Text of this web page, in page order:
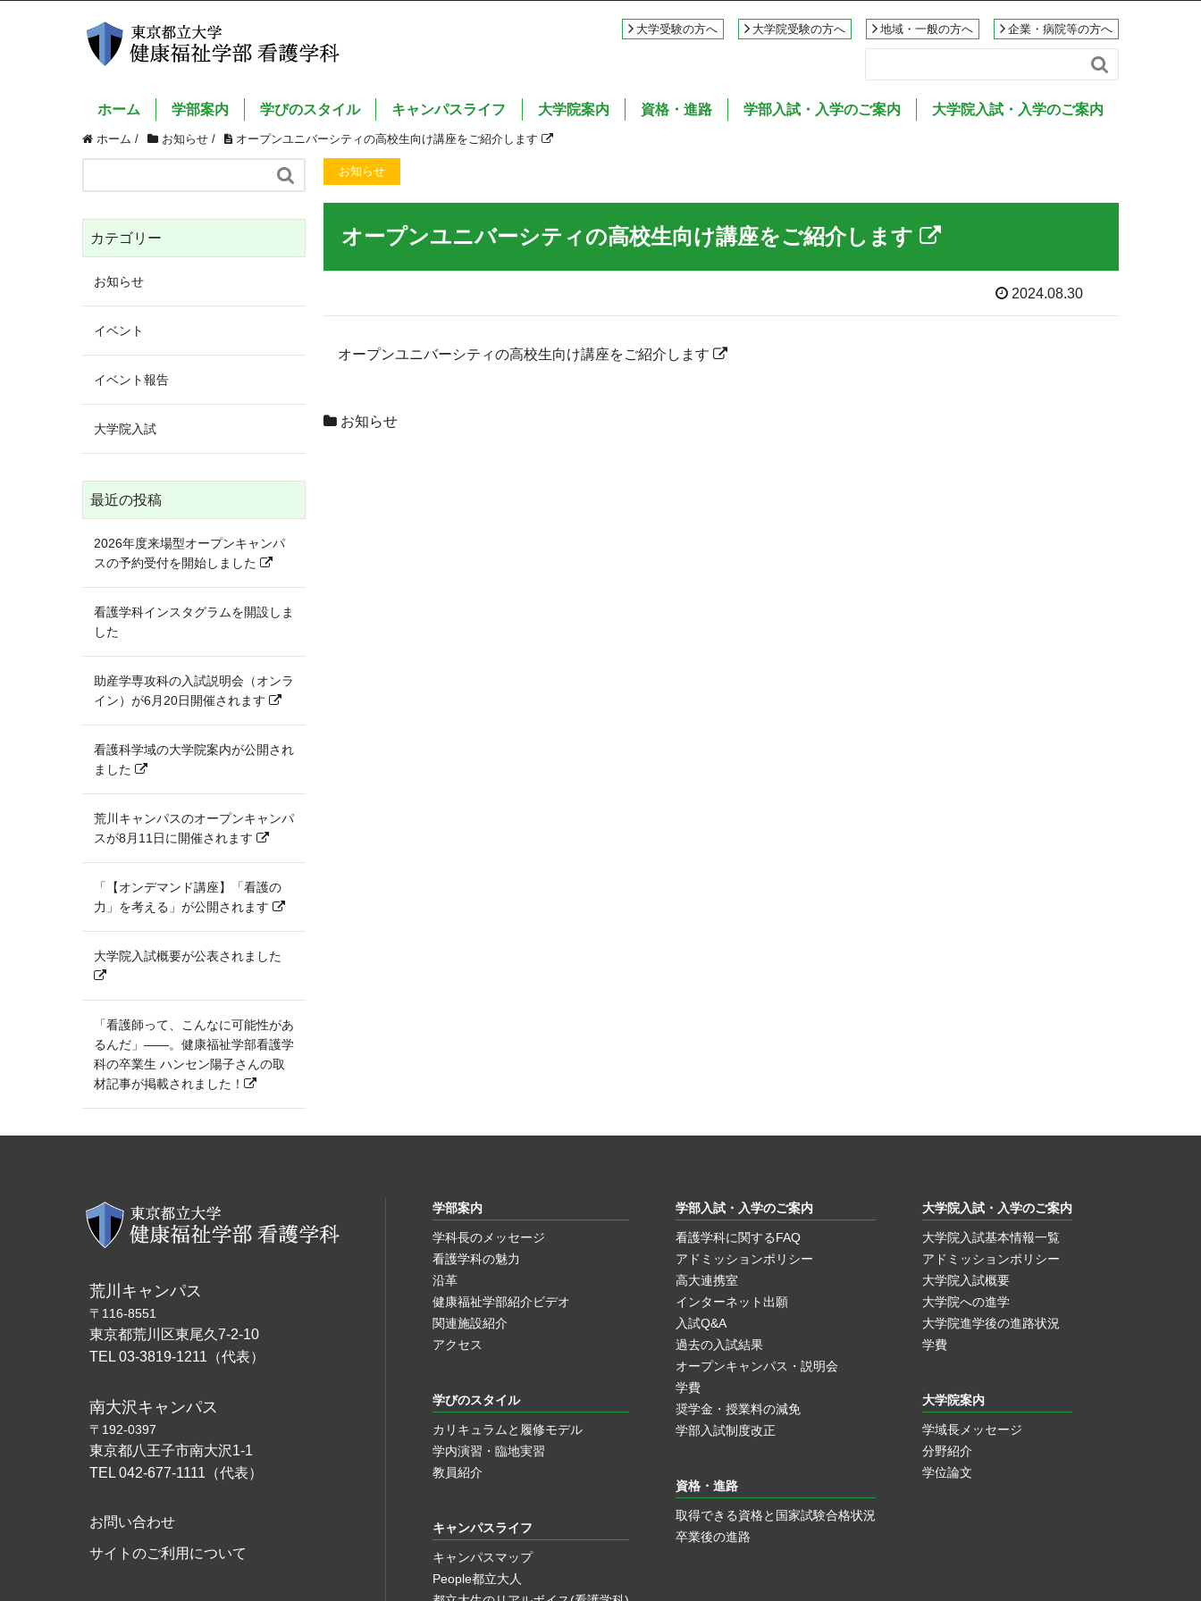
大学受験の方へ 大学院受験の方へ 地域・一般の方へ 企業・病院等の方へ

ホーム 学部案内 学びのスタイル キャンパスライフ 大学院案内 資格・進路 学部入試・入学のご案内 大学院入試・入学のご案内
ホーム / お知らせ / オープンユニバーシティの高校生向け講座をご紹介します
お知らせ
オープンユニバーシティの高校生向け講座をご紹介します
2024.08.30
オープンユニバーシティの高校生向け講座をご紹介します
お知らせ

カテゴリー
お知らせ
イベント
イベント報告
大学院入試
最近の投稿
2026年度来場型オープンキャンパ
スの予約受付を開始しました
看護学科インスタグラムを開設しま
した
助産学専攻科の入試説明会（オンラ
イン）が6月20日開催されます
看護科学域の大学院案内が公開され
ました
荒川キャンパスのオープンキャンパ
スが8月11日に開催されます
「【オンデマンド講座】「看護の
力」を考える」が公開されます
大学院入試概要が公表されました
「看護師って、こんなに可能性があ
るんだ」――。健康福祉学部看護学
科の卒業生 ハンセン陽子さんの取
材記事が掲載されました！
荒川キャンパス
〒116-8551
東京都荒川区東尾久7-2-10
TEL 03-3819-1211（代表）
南大沢キャンパス
〒192-0397
東京都八王子市南大沢1-1
TEL 042-677-1111（代表）
お問い合わせ
サイトのご利用について
学部案内
学科長のメッセージ
看護学科の魅力
沿革
健康福祉学部紹介ビデオ
関連施設紹介
アクセス
学びのスタイル
カリキュラムと履修モデル
学内演習・臨地実習
教員紹介
キャンパスライフ
キャンパスマップ
People都立大人
学部入試・入学のご案内
看護学科に関するFAQ
アドミッションポリシー
高大連携室
インターネット出願
入試Q&A
過去の入試結果
オープンキャンパス・説明会
学費
奨学金・授業料の減免
学部入試制度改正
資格・進路
取得できる資格と国家試験合格状況
卒業後の進路
大学院入試・入学のご案内
大学院入試基本情報一覧
アドミッションポリシー
大学院入試概要
大学院への進学
大学院進学後の進路状況
学費
大学院案内
学域長メッセージ
分野紹介
学位論文